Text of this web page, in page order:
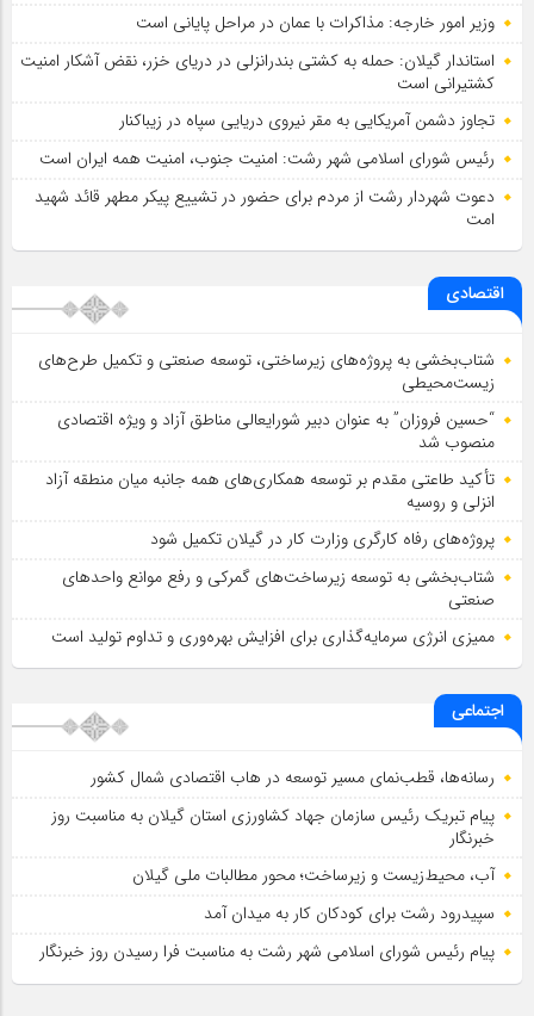
وزیر امور خارجه: مذاکرات با عمان در مراحل پایانی است
استاندار گیلان: حمله به کشتی بندرانزلی در دریای خزر، نقض آشکار امنیت
کشتیرانی است
تجاوز دشمن آمریکایی به مقر نیروی دریایی سپاه در زیباکنار
رئیس شورای اسلامي شهر رشت: امنیت جنوب، امنیت همه ایران است
دعوت شهردار رشت از مردم برای حضور در تشییع پیکر مطهر قائد شهید
امت
اقتصادی
شتاب‌بخشی به پروژه‌های زیرساختی، توسعه صنعتی و تکمیل طرح‌های
زیست‌محیطی
“حسین فروزان” به عنوان دبیر شورایعالی مناطق آزاد و ویژه اقتصادی
منصوب شد
تأكید طاعتی مقدم بر توسعه همكاری‌های همه جانبه میان منطقه آزاد
انزلی و روسیه
پروژه‌های رفاه کارگری وزارت کار در گیلان تکمیل شود
شتاب‌بخشی به توسعه زیرساخت‌های گمركی و رفع موانع واحدهای
صنعتی
ممیزی انرژی سرمایه‌گذاری برای افزایش بهره‌وری و تداوم تولید است
اجتماعی
رسانه‌ها، قطب‌نمای مسیر توسعه در هاب اقتصادی شمال كشور
پیام تبریک رئیس سازمان جهاد کشاورزی استان گیلان به‌ مناسبت روز
خبرنگار
آب، محیط‌زیست و زیرساخت؛ محور مطالبات ملی گیلان
سپیدرود رشت برای کودکان کار به میدان آمد
پیام رئیس شورای اسلامي شهر رشت به مناسبت فرا رسیدن روز خبرنگار